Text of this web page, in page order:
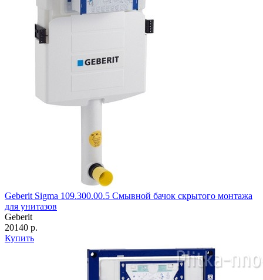
Geberit Sigma 109.300.00.5 Смывной бачок скрытого монтажа
для унитазов
Geberit
20140 р.
Купить